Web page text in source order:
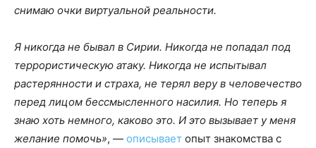
снимаю очки виртуальной реальности.
Я никогда не бывал в Сирии. Никогда не попадал под
террористическую атаку. Никогда не испытывал
растерянности и страха, не терял веру в человечество
перед лицом бессмысленного насилия. Но теперь я
знаю хоть немного, каково это. И это вызывает у меня
желание помочь», — описывает опыт знакомства с